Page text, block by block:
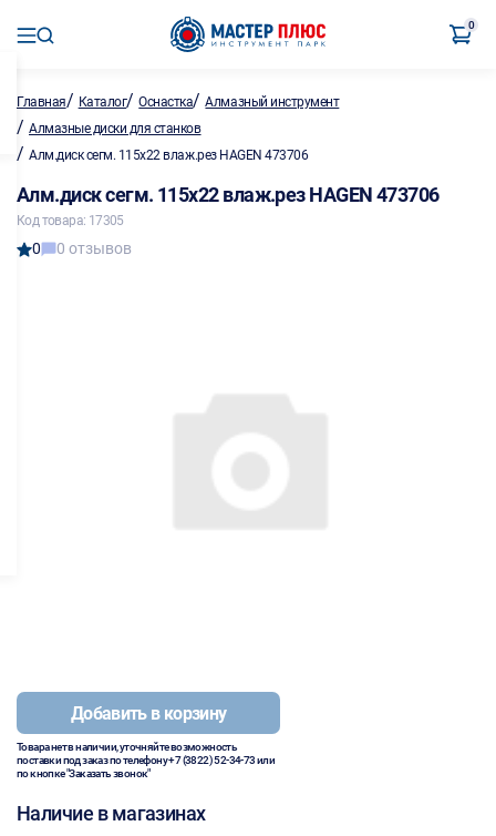
0
Главная/ Каталог/Оснастка/Алмазный инструмент
/ Алмазные диски для станков
/ Алм.диск сегм. 115х22 влаж.рез HAGEN 473706
Алм.диск сегм. 115х22 влаж.рез HAGEN 473706
Код товара: 17305
0 0 отзывов
Добавить в корзину
Товара нет в наличии, уточняйте возможность
поставки под заказ по телефону+7 (3822) 52-34-73или
по кнопке "Заказать звонок"
Наличие в магазинах